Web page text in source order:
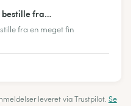
bestille fra…
fra en meget fin
leveret via Trustpilot. Se